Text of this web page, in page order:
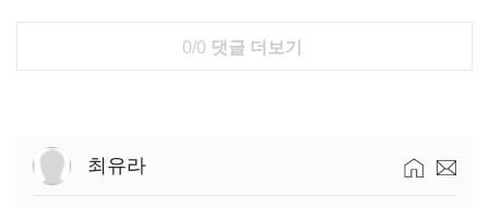
0/0 댓글 더보기
최유라